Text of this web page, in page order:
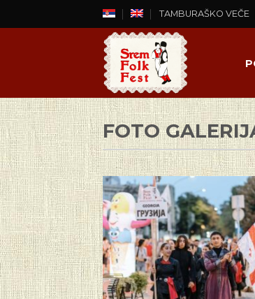
to
TAMBURAŠKO VEČE
FOTO